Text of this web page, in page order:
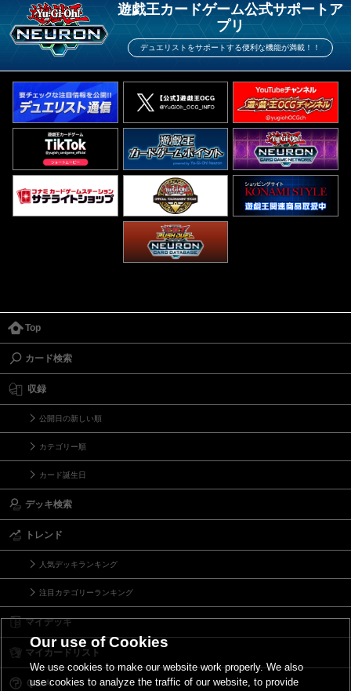
遊戯王カードゲーム公式サポートア
プリ
デュエリストをサポートする便利な機能が満載！！
Top
カード検索
収録
公開日の新しい順
カテゴリー順
カード誕生日
デッキ検索
トレンド
人気デッキランキング
注目カテゴリーランキング
マイデッキ
マイカードリスト
Ｑ＆Ａ
Our use of Cookies
We use cookies to make our website work properly. We also
use cookies to analyze the traffic of our website, to provide